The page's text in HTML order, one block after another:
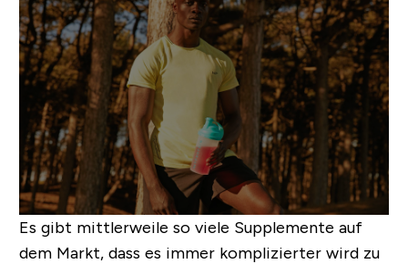
Es gibt mittlerweile so viele Supplemente auf
dem Markt, dass es immer komplizierter wird zu